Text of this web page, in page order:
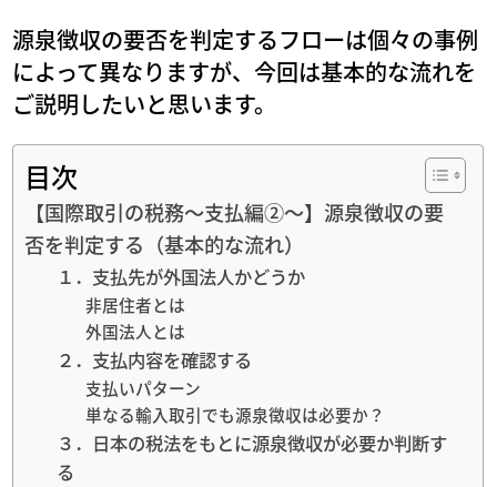
源泉徴収の要否を判定するフローは個々の事例
によって異なりますが、今回は基本的な流れを
ご説明したいと思います。
目次
【国際取引の税務～支払編②～】源泉徴収の要
否を判定する（基本的な流れ）
１．支払先が外国法人かどうか
非居住者とは
外国法人とは
２．支払内容を確認する
支払いパターン
単なる輸入取引でも源泉徴収は必要か？
３．日本の税法をもとに源泉徴収が必要か判断す
る